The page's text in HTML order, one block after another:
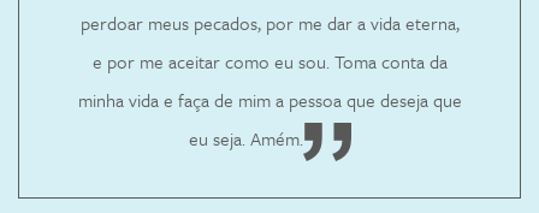
perdoar meus pecados, por me dar a vida eterna,
e por me aceitar como eu sou. Toma conta da
minha vida e faça de mim a pessoa que deseja que
eu seja. Amém.